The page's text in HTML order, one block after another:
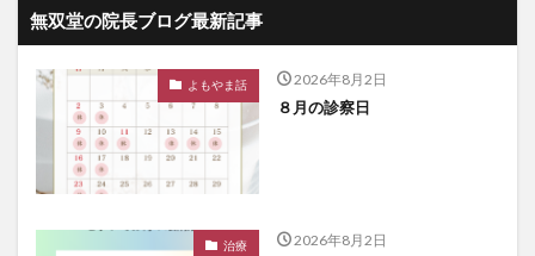
無双堂の院長ブログ最新記事
よもやま話 2026年8月2日
８月の診察日
治療 2026年8月2日